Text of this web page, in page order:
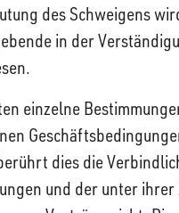
des Schweigens
in der
einzelne
dies die
und der unter